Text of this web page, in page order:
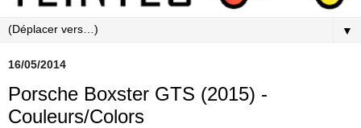
▼
16/05/2014
Porsche Boxster GTS (2015) -
Couleurs/Colors